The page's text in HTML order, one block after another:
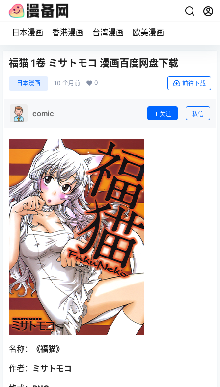
日本漫画 香港漫画 台湾漫画 欧美漫画
福猫 1卷 ミサトモコ 漫画百度网盘下载
日本漫画 10 个月前 0 前往下载
comic 关注 私信
名称：
《福猫》
作者： ミサトモコ